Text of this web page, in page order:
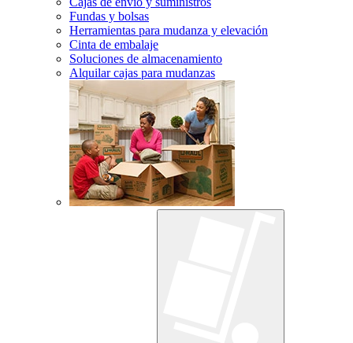
Fundas y bolsas
Herramientas para mudanza y elevación
Cinta de embalaje
Soluciones de almacenamiento
Alquilar cajas para mudanzas